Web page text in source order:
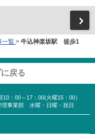
一覧 > 牛込神楽坂駅 徒歩1
戻る
10：00～17：00(火曜15：00）
事業部 水曜・日曜・祝日